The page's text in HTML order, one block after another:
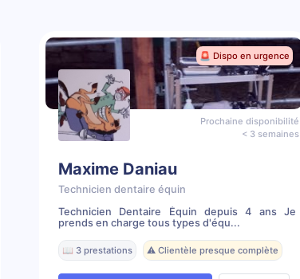
🚨 Dispo en urgence
Prochaine disponibilité
< 3 semaines
Maxime Daniau
Technicien dentaire équin
Technicien Dentaire Équin depuis 4 ans Je
prends en charge tous types d'équ...
📖 3 prestations ⚠️ Clientèle presque complète